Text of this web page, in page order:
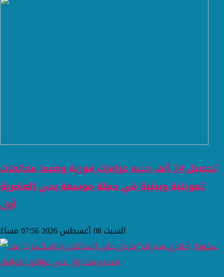
تحصيل 24 ألف جنيه غرامات فورية وضبط مخالفات
تمويلية وبيئية في حملة موسعة بحي العامرية
أول
السبت 08 أغسطس 2026 07:56 مساءً